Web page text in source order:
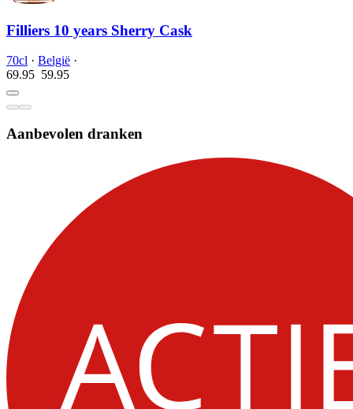
Filliers 10 years Sherry Cask
70cl · België ·
69.95 59.95
Aanbevolen dranken